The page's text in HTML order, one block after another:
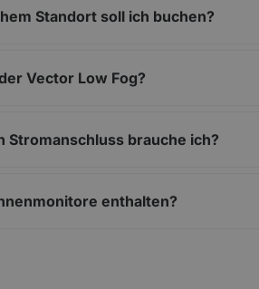
Standort soll ich buchen?
Vector Low Fog?
Stromanschluss brauche ich?
enthalten?